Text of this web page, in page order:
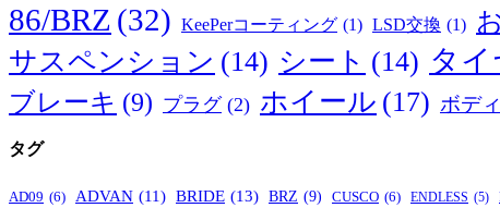
86/BRZ (32) KeePerコーティング (1) LSD交換 (1)
サスペンション (14) シート (14) タイ
ブレーキ (9) プラグ (2) ホイール (17) ボデ
タグ
AD09 (6) ADVAN (11) BRIDE (13) BRZ (9) CUSCO (6) ENDLESS (5)